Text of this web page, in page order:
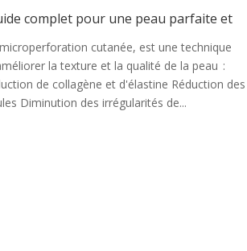
complet pour une peau parfaite et
cutanée, est une technique
la texture et la qualité de la peau :
de collagène et d'élastine Réduction des
Diminution des irrégularités de...